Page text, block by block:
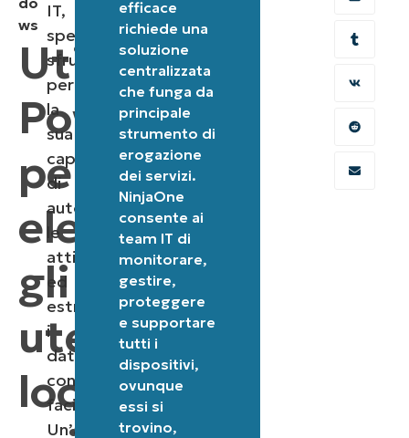
ws
Utilizzare
PowerShell
per
elencare
gli
utenti
locali
IT,
spesso
sfruttato
per
la
sua
capacità
di
automatizzare
le
attività
ed
estrarre
i
dati
con
facilità.
Un’attività
efficace
richiede una
soluzione
centralizzata
che funga da
principale
strumento di
erogazione
dei servizi.
NinjaOne
consente ai
team IT di
monitorare,
gestire,
proteggere
e supportare
tutti i
dispositivi,
ovunque
essi si
trovino,